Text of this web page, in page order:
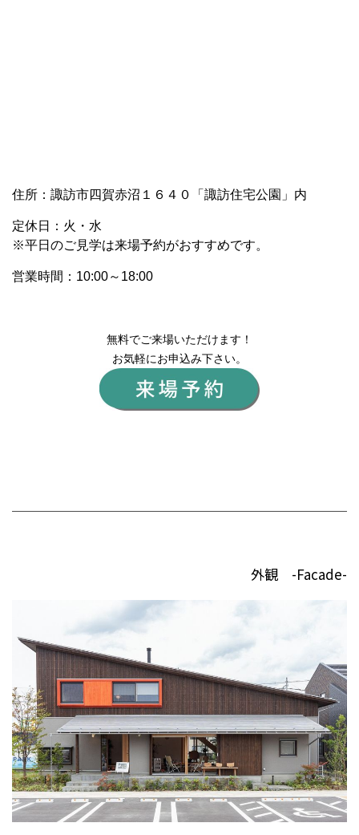
住所：諏訪市四賀赤沼１６４０「諏訪住宅公園」内
定休日：火・水
※平日のご見学は来場予約がおすすめです。
営業時間：10:00～18:00
無料でご来場いただけます！
お気軽にお申込み下さい。
外観 -Facade-